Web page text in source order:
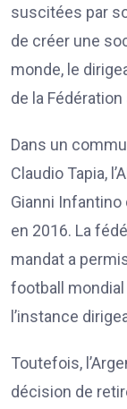
suscitées par
de créer une
monde, le
de la
Dans un
Claudio Tapia,
Gianni Infantino
en 2016. La
mandat a
football mondial
l’instance
Toutefois,
décision de